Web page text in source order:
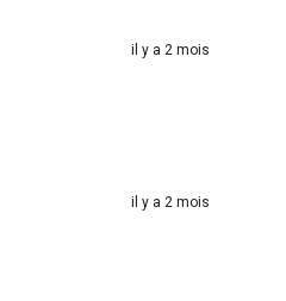
il y a 2 mois
il y a 2 mois